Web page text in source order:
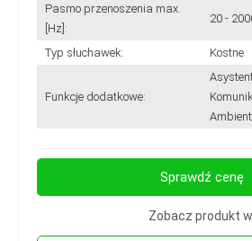
Pasmo przenoszenia max.
[Hz]:
20 -
Typ słuchawek: Kostne
Funkcje dodatkowe:
Sprawdź cenę
Zobacz produkt